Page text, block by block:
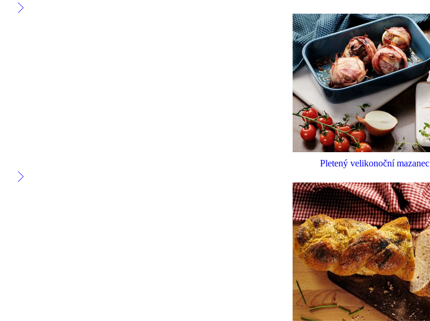
Pletený velikonoční mazanec